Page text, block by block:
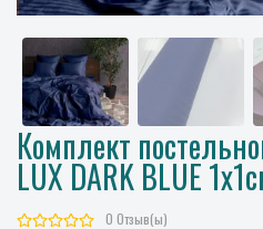
Комплект
LUX DARK BLUE
0 Отзыв(ы)